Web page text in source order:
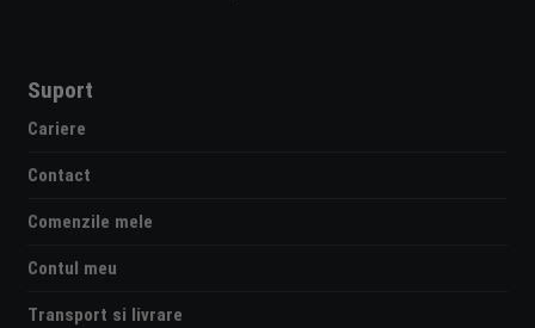
Suport
Cariere
Contact
Comenzile mele
Contul meu
Transport si livrare